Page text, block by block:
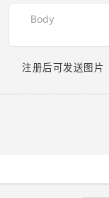
注册后可发送图片